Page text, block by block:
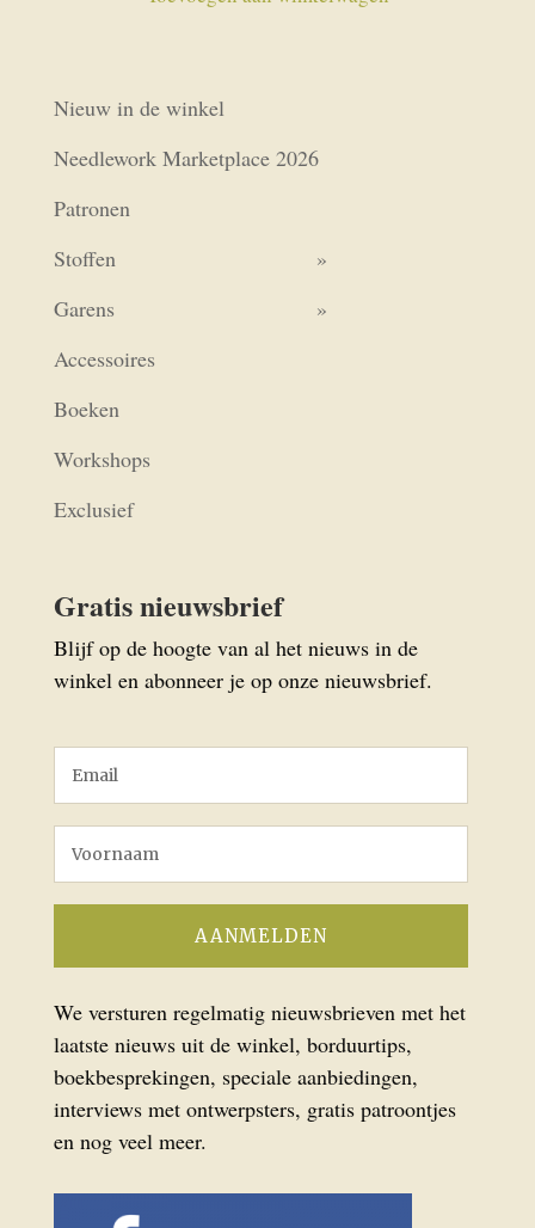
Nieuw in de winkel
Needlework Marketplace 2026
Patronen
Stoffen
Garens
Accessoires
Boeken
Workshops
Exclusief
Gratis nieuwsbrief
Blijf op de hoogte van al het nieuws in de
winkel en abonneer je op onze nieuwsbrief.
We versturen regelmatig nieuwsbrieven met het
laatste nieuws uit de winkel, borduurtips,
boekbesprekingen, speciale aanbiedingen,
interviews met ontwerpsters, gratis patroontjes
en nog veel meer.